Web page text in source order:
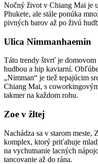
Nočný život v Chiang Mai je
Phukete, ale stále ponúka
pivných barov až po živú
Ulica Nimmanhaemin
Táto trendy štvrť je
hudbou a hip kaviarní.
„Nimman“ je tiež tepajúcim
Chiang Mai, s
takmer na každom rohu.
Zoe v žltej
Nachádza sa v starom
komplex, ktorý priťahuje
na vychutnanie lacných
tancovanie až do rána.